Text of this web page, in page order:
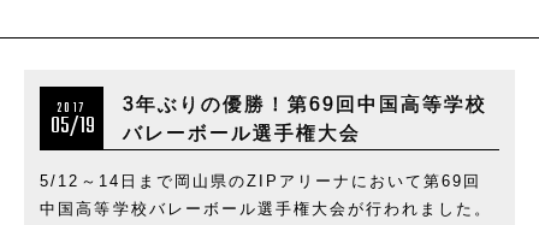
2017
05/19
3年ぶりの優勝！第69回中国高等学校
バレーボール選手権大会
5/12～14日まで岡山県のZIPアリーナにおいて第69回
中国高等学校バレーボール選手権大会が行われました。